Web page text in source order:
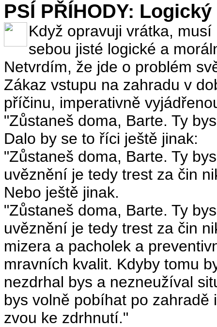
PSÍ PŘÍHODY:
Když opravuji vrátka,
sebou jisté logické a
Netvrdím, že jde o problém
Zákaz vstupu na zahradu v
příčinu, imperativně
"Zůstaneš doma, Barte. Ty
Dalo by se to říci ještě jinak:
"Zůstaneš doma, Barte. Ty
uvěznění je tedy trest za čin
Nebo ještě jinak.
"Zůstaneš doma, Barte. Ty
uvěznění je tedy trest za čin
mizera a pacholek a
mravních kvalit. Kdyby tomu
nezdrhal bys a nezneužíval
bys volně pobíhat po
zvou ke zdrhnutí."